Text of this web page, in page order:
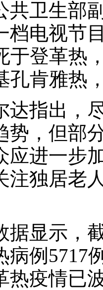
生部副
档电视节
于登革热
孔肯雅热
指出，尽
势，但部
应进一步
注独居老
显示，截
病例5717
热疫情已